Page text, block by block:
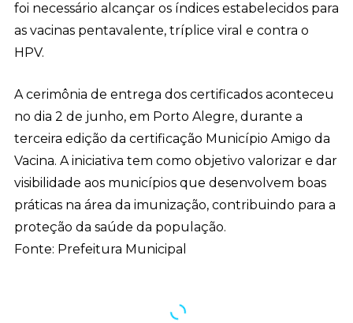
foi necessário alcançar os índices estabelecidos para
as vacinas pentavalente, tríplice viral e contra o
HPV.
A cerimônia de entrega dos certificados aconteceu
no dia 2 de junho, em Porto Alegre, durante a
terceira edição da certificação Município Amigo da
Vacina. A iniciativa tem como objetivo valorizar e dar
visibilidade aos municípios que desenvolvem boas
práticas na área da imunização, contribuindo para a
proteção da saúde da população.
Fonte: Prefeitura Municipal